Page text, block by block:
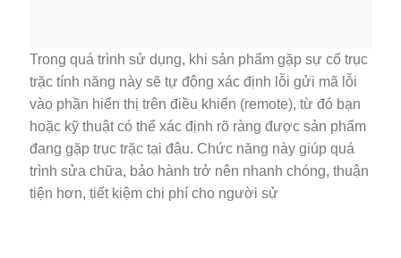
Trong quá trình sử dụng, khi sản phẩm gặp sự cố trục
trặc tính năng này sẽ tự động xác định lỗi gửi mã lỗi
vào phần hiển thị trên điều khiển (remote), từ đó bạn
hoặc kỹ thuật có thể xác định rõ ràng được sản phẩm
đang gặp trục trặc tại đâu. Chức năng này giúp quá
trình sửa chữa, bảo hành trở nên nhanh chóng, thuận
tiện hơn, tiết kiệm chi phí cho người sử